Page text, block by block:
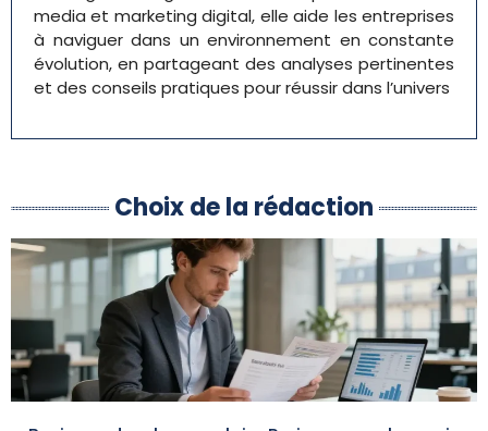
media et marketing digital, elle aide les entreprises
à naviguer dans un environnement en constante
évolution, en partageant des analyses pertinentes
et des conseils pratiques pour réussir dans l’univers
Choix de la rédaction